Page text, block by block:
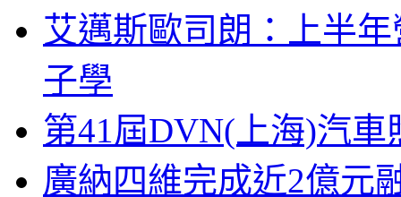
艾邁斯歐司朗：上半
子學
第41屆DVN(上海)汽
廣納四維完成近2億元